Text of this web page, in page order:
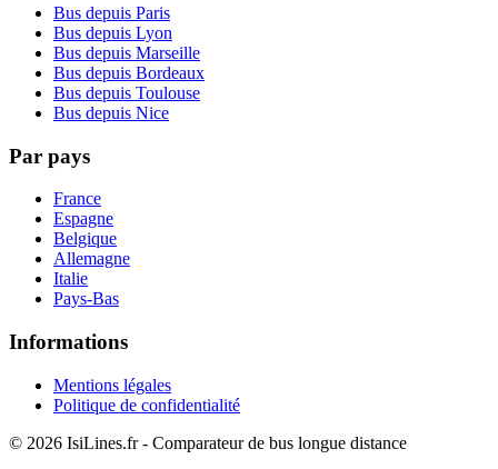
Bus depuis Paris
Bus depuis Lyon
Bus depuis Marseille
Bus depuis Bordeaux
Bus depuis Toulouse
Bus depuis Nice
Par pays
France
Espagne
Belgique
Allemagne
Italie
Pays-Bas
Informations
Mentions légales
Politique de confidentialité
© 2026 IsiLines.fr - Comparateur de bus longue distance